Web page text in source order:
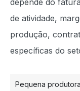
depende do
de atividade,
produção,
específicas do
Pequena